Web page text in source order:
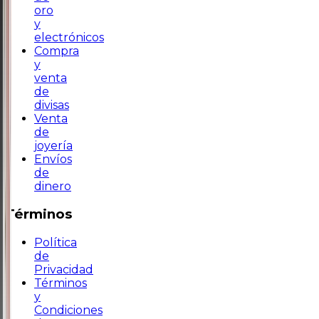
oro
y
electrónicos
Compra
y
venta
de
divisas
Venta
de
joyería
Envíos
de
dinero
Términos
Política
de
Privacidad
Términos
y
Condiciones